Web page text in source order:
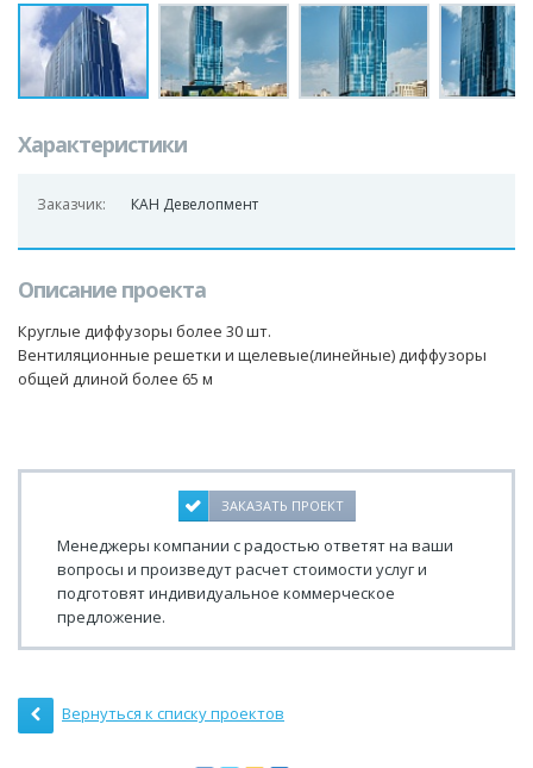
Характеристики
Заказчик: КАН Девелопмент
Описание проекта
Круглые диффузоры более 30 шт.
Вентиляционные решетки и щелевые(линейные) диффузоры
общей длиной более 65 м
ЗАКАЗАТЬ ПРОЕКТ
Менеджеры компании с радостью ответят на ваши
вопросы и произведут расчет стоимости услуг и
подготовят индивидуальное коммерческое
предложение.
Вернуться к списку проектов